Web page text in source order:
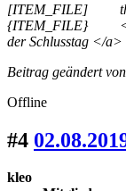
[ITEM_FILE]
{ITEM_FILE} <a
der Schlusstag </a>
Beitrag geändert
Offline
#4
kleo